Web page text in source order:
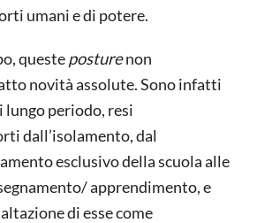
umani e di potere.
questeposturenon
novità assolute. Sono infatti
lungo periodo, resi
dall’isolamento, dal
esclusivo della scuola alle
apprendimento, e
di esse come